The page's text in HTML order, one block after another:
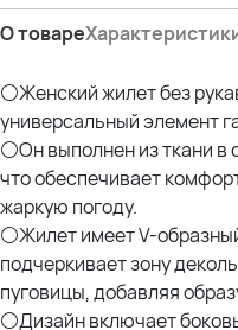
-Людмила (русые волосы)-
ОБ 111см;
О товаре
⚪Женский жилет без
универсальный элемент
⚪Он выполнен из ткани в
что обеспечивает
жаркую погоду.
⚪Жилет имеет V-
подчеркивает зону
пуговицы, добавляя
⚪Дизайн включает